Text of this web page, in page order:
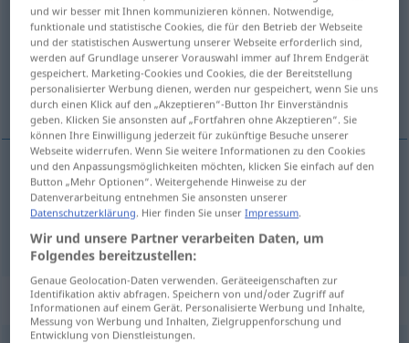
Übersicht aller Übersetzungen
(Für mehr Details die Übersetzung anklicken/antippen)
bulwersujący, niebezpieczny
(potencjalnie)niebezpieczny brisantgefährlich
bulwersujący brisantaufregend
Synonyme für "brisant"
und wir besser mit Ihnen kommunizieren können. Notwendige,
funktionale und statistische Cookies, die für den Betrieb der Webseite
und der statistischen Auswertung unserer Webseite erforderlich sind,
werden auf Grundlage unserer Vorauswahl immer auf Ihrem Endgerät
gespeichert. Marketing-Cookies und Cookies, die der Bereitstellung
personalisierter Werbung dienen, werden nur gespeichert, wenn Sie uns
durch einen Klick auf den „Akzeptieren“-Button Ihr Einverständnis
geben. Klicken Sie ansonsten auf „Fortfahren ohne Akzeptieren“. Sie
können Ihre Einwilligung jederzeit für zukünftige Besuche unserer
Webseite widerrufen. Wenn Sie weitere Informationen zu den Cookies
und den Anpassungsmöglichkeiten möchten, klicken Sie einfach auf den
Button „Mehr Optionen“. Weitergehende Hinweise zu der
Datenverarbeitung entnehmen Sie ansonsten unserer
Datenschutzerklärung. Hier finden Sie unserImpressum.
Wir und unsere Partner verarbeiten Daten, um
Folgendes bereitzustellen:
Genaue Geolocation-Daten verwenden. Geräteeigenschaften zur
Identifikation aktiv abfragen. Speichern von und/oder Zugriff auf
Informationen auf einem Gerät. Personalisierte Werbung und Inhalte,
Messung von Werbung und Inhalten, Zielgruppenforschung und
Entwicklung von Dienstleistungen.